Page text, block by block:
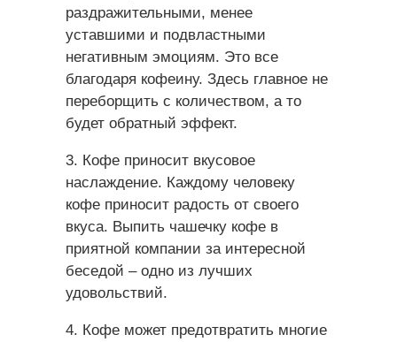
раздражительными, менее
уставшими и подвластными
негативным эмоциям. Это все
благодаря кофеину. Здесь главное не
переборщить с количеством, а то
будет обратный эффект.
3. Кофе приносит вкусовое
наслаждение. Каждому человеку
кофе приносит радость от своего
вкуса. Выпить чашечку кофе в
приятной компании за интересной
беседой – одно из лучших
удовольствий.
4. Кофе может предотвратить многие